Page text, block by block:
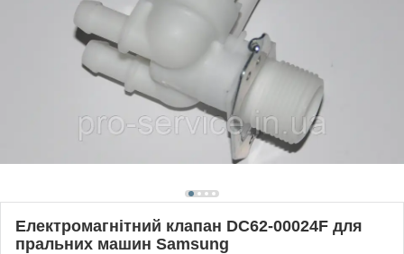
Електромагнітний клапан DC62-00024F для
пральних машин Samsung